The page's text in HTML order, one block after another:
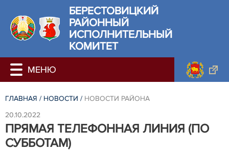
БЕРЕСТОВИЦКИЙ
РАЙОННЫЙ
ИСПОЛНИТЕЛЬНЫЙ
КОМИТЕТ
ГЛАВНАЯ / НОВОСТИ / НОВОСТИ РАЙОНА
20.10.2022
ПРЯМАЯ ТЕЛЕФОННАЯ ЛИНИЯ (ПО
СУББОТАМ)